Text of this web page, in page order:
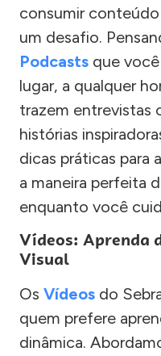
consumir
um desafio.
Podcasts que
lugar, a qualquer
trazem entrevistas
histórias
dicas práticas para
a maneira perfeita
enquanto você
Vídeos: Aprenda
Visual
Os Vídeos do
quem prefere
dinâmica.